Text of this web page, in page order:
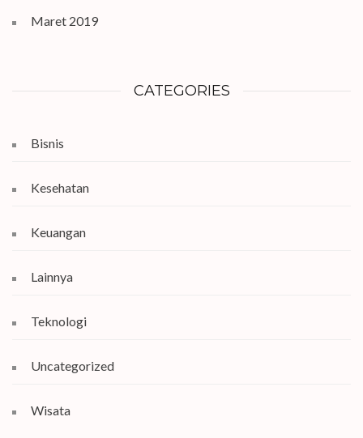
Maret 2019
CATEGORIES
Bisnis
Kesehatan
Keuangan
Lainnya
Teknologi
Uncategorized
Wisata